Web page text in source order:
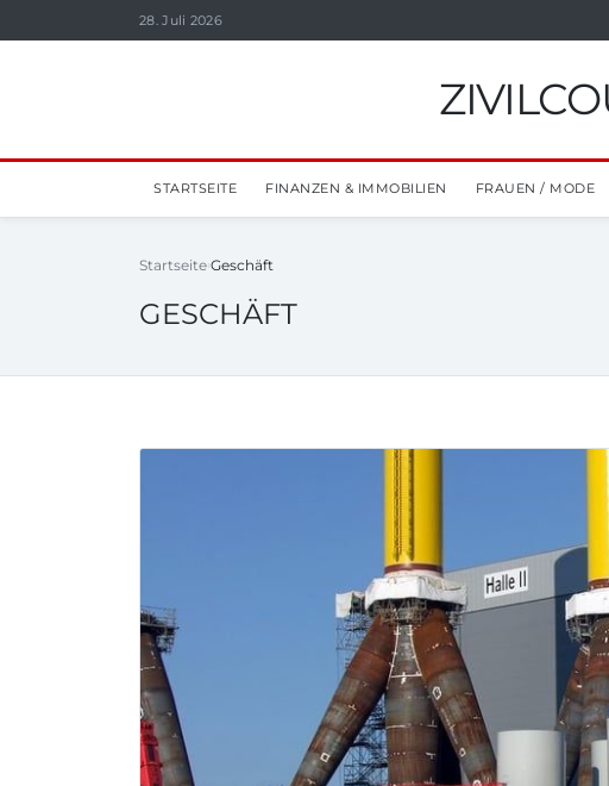
28. Juli 2026
STARTSEITE FINANZEN & IMMOBILIEN FRAUEN / MODE
Startseite Geschäft
GESCHÄFT